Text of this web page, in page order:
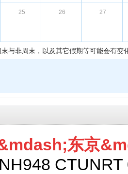
25 26 27
与非周末，以及其它假期等可能会有变
东京